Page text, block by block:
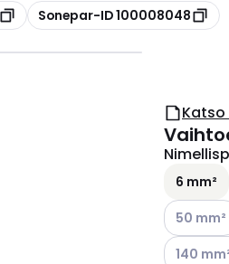
Kopioi
Sonepar-ID 100008048
6 mm²
Katso
50 mm²
Katso
140